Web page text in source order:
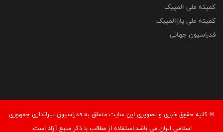
کمیته ملی المپیک
کمیته ملی پاراالمپیک
فدراسیون جهانی
© کليه حقوق خبری و تصويری اين سايت متعلق به فدراسیون تیراندازی جمهوری
اسلامی ایران می باشد.استفاده از مطالب با ذكر منبع آزاد است.